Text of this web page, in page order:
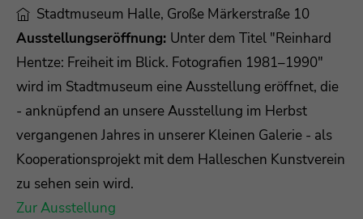
Stadtmuseum Halle, Große Märkerstraße 10
Ausstellungseröffnung: Unter dem Titel "Reinhard
Hentze: Freiheit im Blick. Fotografien 1981–1990"
wird im Stadtmuseum eine Ausstellung eröffnet, die
- anknüpfend an unsere Ausstellung im Herbst
vergangenen Jahres in unserer Kleinen Galerie - als
Kooperationsprojekt mit dem Halleschen Kunstverein
zu sehen sein wird.
Zur Ausstellung